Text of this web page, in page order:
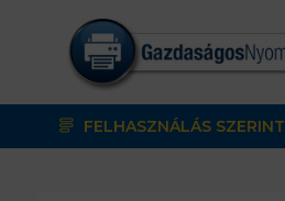
tartalomba
FELHASZNÁLÁS SZERINT